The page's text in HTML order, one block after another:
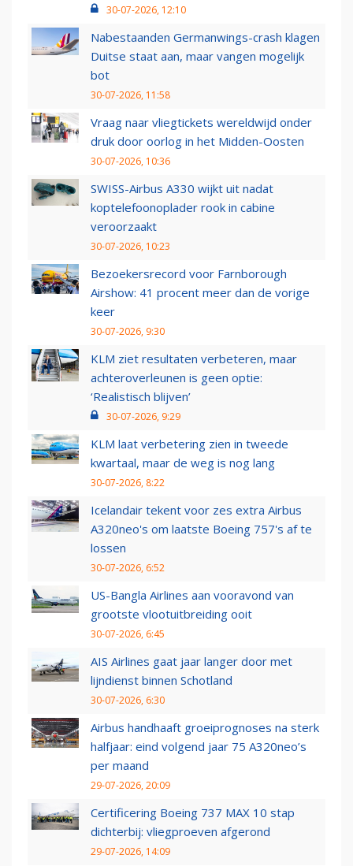
30-07-2026, 12:10
Nabestaanden Germanwings-crash klagen
Duitse staat aan, maar vangen mogelijk
bot
30-07-2026, 11:58
Vraag naar vliegtickets wereldwijd onder
druk door oorlog in het Midden-Oosten
30-07-2026, 10:36
SWISS-Airbus A330 wijkt uit nadat
koptelefoonoplader rook in cabine
veroorzaakt
30-07-2026, 10:23
Bezoekersrecord voor Farnborough
Airshow: 41 procent meer dan de vorige
keer
30-07-2026, 9:30
KLM ziet resultaten verbeteren, maar
achteroverleunen is geen optie:
‘Realistisch blijven’
30-07-2026, 9:29
KLM laat verbetering zien in tweede
kwartaal, maar de weg is nog lang
30-07-2026, 8:22
Icelandair tekent voor zes extra Airbus
A320neo's om laatste Boeing 757's af te
lossen
30-07-2026, 6:52
US-Bangla Airlines aan vooravond van
grootste vlootuitbreiding ooit
30-07-2026, 6:45
AIS Airlines gaat jaar langer door met
lijndienst binnen Schotland
30-07-2026, 6:30
Airbus handhaaft groeiprognoses na sterk
halfjaar: eind volgend jaar 75 A320neo’s
per maand
29-07-2026, 20:09
Certificering Boeing 737 MAX 10 stap
dichterbij: vliegproeven afgerond
29-07-2026, 14:09